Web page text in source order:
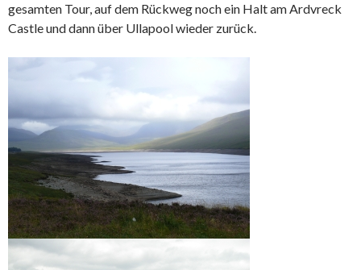
gesamten Tour, auf dem Rückweg noch ein Halt am Ardvreck
Castle und dann über Ullapool wieder zurück.